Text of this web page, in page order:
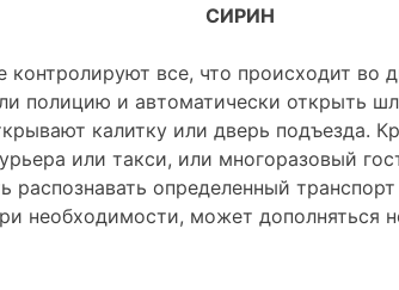
СИРИН
все, что происходит во
полицию и автоматически открыть
калитку или дверь подъезда.
или такси, или многоразовый
определенный
необходимости, может дополняться